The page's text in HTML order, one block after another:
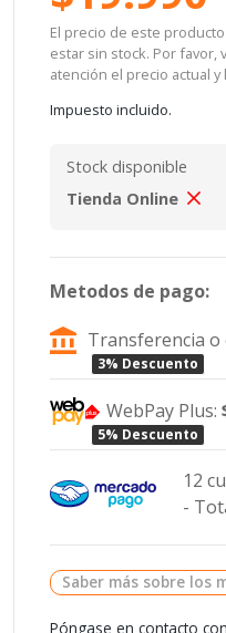
El precio de este
estar sin stock. Por
atención el precio actual
Impuesto incluido.
Stock disponible
Tienda Online
Metodos de pago:
Transferencia
3% Descuento
WebPay Plus:
5% Descuento
12
-
Saber más sobre los
Póngase en contacto